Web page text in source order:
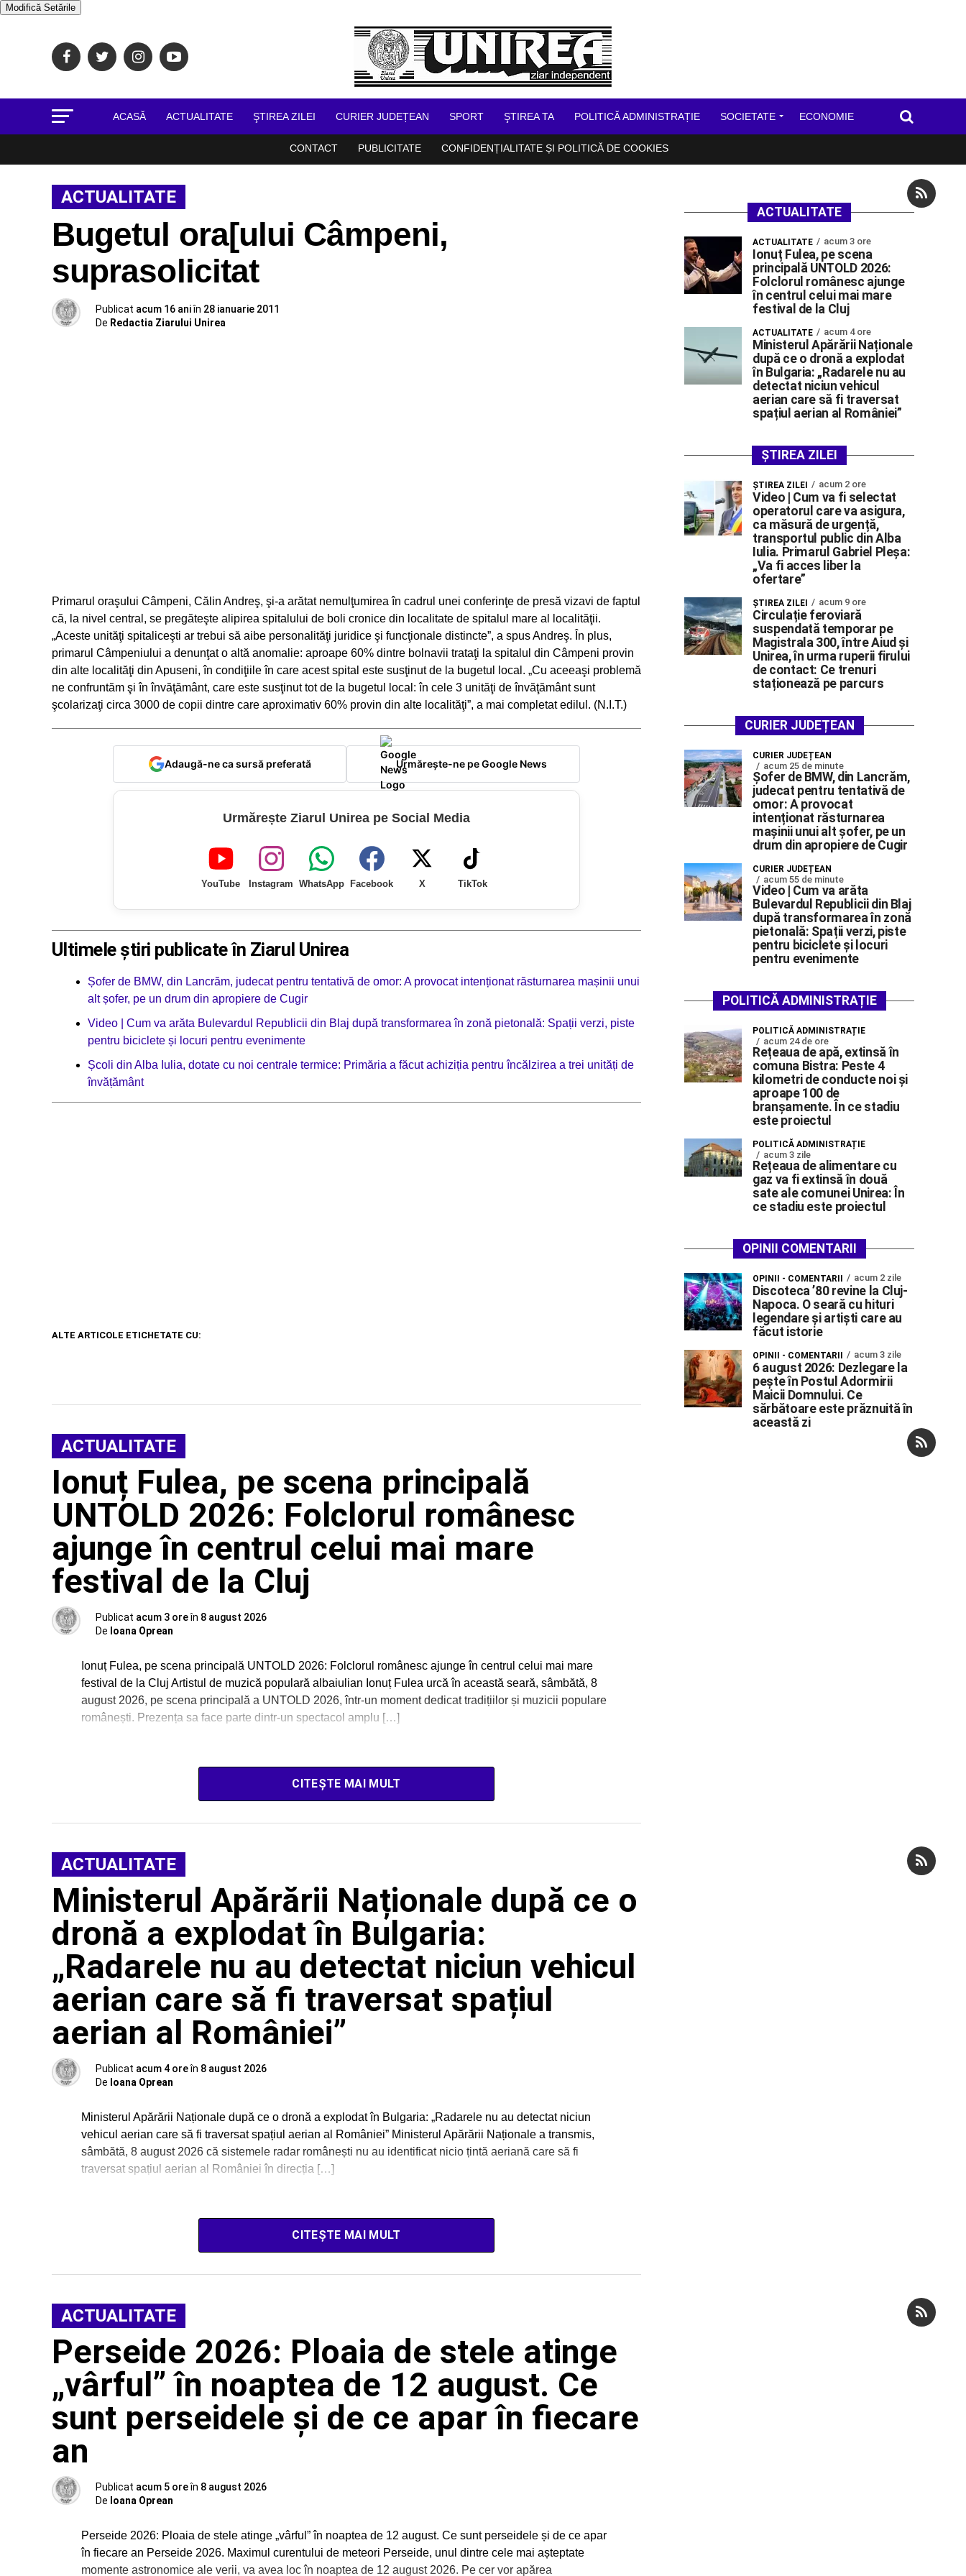
Modifică Setările
ACASĂ ACTUALITATE ŞTIREA ZILEI CURIER JUDEȚEAN SPORT ŞTIREA TA POLITICĂ ADMINISTRAȚIE SOCIETATE ECONOMIE
CONTACT PUBLICITATE CONFIDENȚIALITATE ȘI POLITICĂ DE COOKIES
ACTUALITATE
Bugetul ora[ului Câmpeni,
suprasolicitat
Publicat acum 16 aniîn 28 ianuarie 2011
De Redactia Ziarului Unirea
Primarul oraşului Câmpeni, Călin Andreş, şi-a arătat nemulţumirea în cadrul unei conferinţe de presă vizavi de faptul
că, la nivel central, se pregăteşte alipirea spitalului de boli cronice din localitate de spitalul mare al localităţii.
„Aceste unităţi spitaliceşti ar trebui să aibe personalităţi juridice şi funcţionale distincte”, a spus Andreş. În plus,
primarul Câmpeniului a denunţat o altă anomalie: aproape 60% dintre bolnavii trataţi la spitalul din Câmpeni provin
din alte localităţi din Apuseni, în condiţiile în care acest spital este susţinut de la bugetul local. „Cu aceeaşi problemă
ne confruntăm şi în învăţământ, care este susţinut tot de la bugetul local: în cele 3 unităţi de învăţământ sunt
şcolarizaţi circa 3000 de copii dintre care aproximativ 60% provin din alte localităţi”, a mai completat edilul. (N.I.T.)
Adaugă-ne ca sursă preferată Urmărește-ne pe Google News
Urmărește Ziarul Unirea pe Social Media
YouTube Instagram WhatsApp Facebook X TikTok
Ultimele știri publicate în Ziarul Unirea
Șofer de BMW, din Lancrăm, judecat pentru tentativă de omor: A provocat intenționat răsturnarea mașinii unui
alt șofer, pe un drum din apropiere de Cugir
Video | Cum va arăta Bulevardul Republicii din Blaj după transformarea în zonă pietonală: Spații verzi, piste
pentru biciclete și locuri pentru evenimente
Școli din Alba Iulia, dotate cu noi centrale termice: Primăria a făcut achiziția pentru încălzirea a trei unități de
învățământ
ALTE ARTICOLE ETICHETATE CU:
ACTUALITATE
Ionuț Fulea, pe scena principală
UNTOLD 2026: Folclorul românesc
ajunge în centrul celui mai mare
festival de la Cluj
Publicat acum 3 oreîn 8 august 2026
De Ioana Oprean
Ionuț Fulea, pe scena principală UNTOLD 2026: Folclorul românesc ajunge în centrul celui mai mare
festival de la Cluj Artistul de muzică populară albaiulian Ionuț Fulea urcă în această seară, sâmbătă, 8
august 2026, pe scena principală a UNTOLD 2026, într-un moment dedicat tradițiilor și muzicii populare
românești. Prezența sa face parte dintr-un spectacol amplu […]
CITEȘTE MAI MULT
ACTUALITATE
Ministerul Apărării Naționale după ce o
dronă a explodat în Bulgaria:
„Radarele nu au detectat niciun vehicul
aerian care să fi traversat spațiul
aerian al României”
Publicat acum 4 oreîn 8 august 2026
De Ioana Oprean
Ministerul Apărării Naționale după ce o dronă a explodat în Bulgaria: „Radarele nu au detectat niciun
vehicul aerian care să fi traversat spațiul aerian al României” Ministerul Apărării Naționale a transmis,
sâmbătă, 8 august 2026 că sistemele radar românești nu au identificat nicio țintă aeriană care să fi
traversat spațiul aerian al României în direcția […]
CITEȘTE MAI MULT
ACTUALITATE
Perseide 2026: Ploaia de stele atinge
„vârful” în noaptea de 12 august. Ce
sunt perseidele și de ce apar în fiecare
an
Publicat acum 5 oreîn 8 august 2026
De Ioana Oprean
Perseide 2026: Ploaia de stele atinge „vârful” în noaptea de 12 august. Ce sunt perseidele și de ce apar
în fiecare an Perseide 2026. Maximul curentului de meteori Perseide, unul dintre cele mai așteptate
momente astronomice ale verii, va avea loc în noaptea de 12 august 2026. Pe cer vor apărea
ACTUALITATE
ACTUALITATE acum 3 ore
Ionuț Fulea, pe scena
principală UNTOLD 2026:
Folclorul românesc ajunge
în centrul celui mai mare
festival de la Cluj
ACTUALITATE acum 4 ore
Ministerul Apărării Naționale
după ce o dronă a explodat
în Bulgaria: „Radarele nu au
detectat niciun vehicul
aerian care să fi traversat
spațiul aerian al României”
ȘTIREA ZILEI
ŞTIREA ZILEI acum 2 ore
Video | Cum va fi selectat
operatorul care va asigura,
ca măsură de urgență,
transportul public din Alba
Iulia. Primarul Gabriel Pleșa:
„Va fi acces liber la
ofertare”
ŞTIREA ZILEI acum 9 ore
Circulație feroviară
suspendată temporar pe
Magistrala 300, între Aiud și
Unirea, în urma ruperii firului
de contact: Ce trenuri
staționează pe parcurs
CURIER JUDEȚEAN
CURIER JUDEȚEAN
acum 25 de minute
Șofer de BMW, din Lancrăm,
judecat pentru tentativă de
omor: A provocat
intenționat răsturnarea
mașinii unui alt șofer, pe un
drum din apropiere de Cugir
CURIER JUDEȚEAN
acum 55 de minute
Video | Cum va arăta
Bulevardul Republicii din Blaj
după transformarea în zonă
pietonală: Spații verzi, piste
pentru biciclete și locuri
pentru evenimente
POLITICĂ ADMINISTRAȚIE
POLITICĂ ADMINISTRAȚIE
acum 24 de ore
Rețeaua de apă, extinsă în
comuna Bistra: Peste 4
kilometri de conducte noi și
aproape 100 de
branșamente. În ce stadiu
este proiectul
POLITICĂ ADMINISTRAȚIE
acum 3 zile
Rețeaua de alimentare cu
gaz va fi extinsă în două
sate ale comunei Unirea: În
ce stadiu este proiectul
OPINII COMENTARII
OPINII - COMENTARII acum 2 zile
Discoteca ’80 revine la Cluj-
Napoca. O seară cu hituri
legendare și artiști care au
făcut istorie
OPINII - COMENTARII acum 3 zile
6 august 2026: Dezlegare la
pește în Postul Adormirii
Maicii Domnului. Ce
sărbătoare este prăznuită în
această zi